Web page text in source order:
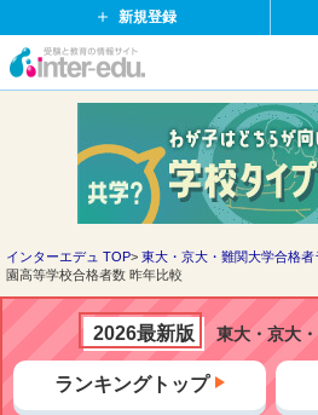
新規登録
イ
ド
ッ
ト
インターエデュ TOP 東大・京大・難関大学合格者
園高等学校合格者数 昨年比較
2026最新版 東大・京大
ランキングトップ